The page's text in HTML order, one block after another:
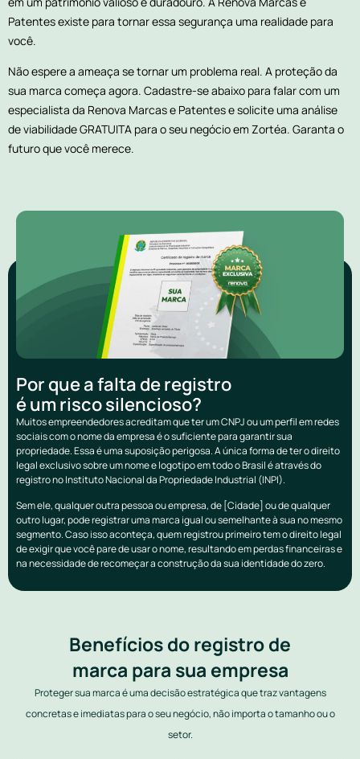
Patentes existe para tornar essa segurança uma realidade para
você.
Não espere a ameaça se tornar um problema real. A proteção da
sua marca começa agora. Cadastre-se abaixo para falar com um
especialista da Renova Marcas e Patentes e solicite uma análise
de viabilidade GRATUITA para o seu negócio em Zortéa. Garanta o
futuro que você merece.
Por que a falta de registro
é um risco silencioso?
Muitos empreendedores acreditam que ter um CNPJ ou um perfil em redes
sociais com o nome da empresa é o suficiente para garantir sua
propriedade. Essa é uma suposição perigosa. A única forma de ter o direito
legal exclusivo sobre um nome e logotipo em todo o Brasil é através do
registro no Instituto Nacional da Propriedade Industrial (INPI).
Sem ele, qualquer outra pessoa ou empresa, de [Cidade] ou de qualquer
outro lugar, pode registrar uma marca igual ou semelhante à sua no mesmo
segmento. Caso isso aconteça, quem registrou primeiro tem o direito legal
de exigir que você pare de usar o nome, resultando em perdas financeiras e
na necessidade de recomeçar a construção da sua identidade do zero.
Benefícios do registro de
marca para sua empresa
Proteger sua marca é uma decisão estratégica que traz vantagens
concretas e imediatas para o seu negócio, não importa o tamanho ou o
setor.